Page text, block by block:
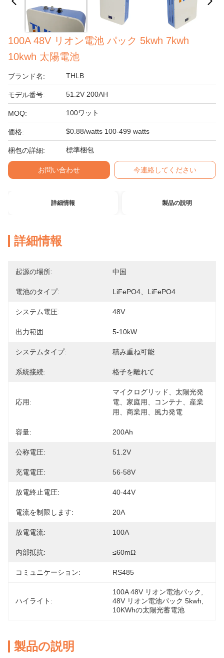
100A 48V リオン電池 パック 5kwh 7kwh
10kwh 太陽電池
ブランド名: THLB
モデル番号: 51.2V 200AH
MOQ: 100ワット
価格: $0.88/watts 100-499 watts
梱包の詳細: 標準梱包
お問い合わせ 今連絡してください
詳細情報 製品の説明
詳細情報
起源の場所: 中国
電池のタイプ: LiFePO4、LiFePO4
システム電圧: 48V
出力範囲: 5-10kW
システムタイプ: 積み重ね可能
系統接続: 格子を離れて
応用:
マイクログリッド、太陽光発
電、家庭用、コンテナ、産業
用、商業用、風力発電
容量: 200Ah
公称電圧: 51.2V
充電電圧: 56-58V
放電終止電圧: 40-44V
電流を制限します: 20A
放電電流: 100A
内部抵抗: ≤60mΩ
コミュニケーション: RS485
ハイライト:
100A 48V リオン電池パック
48V リオン電池パック 5kwh
10KWhの太陽光蓄電池
製品の説明